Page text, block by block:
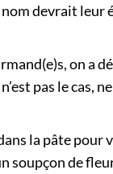
devrait leur
on a
pas le cas,
la pâte
soupçon de